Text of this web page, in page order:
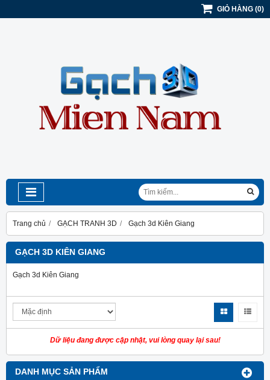
GIỎ HÀNG (0)
Trang chủ GẠCH TRANH 3D Gạch 3d Kiên Giang
DANH MỤC SẢN PHẨM
GẠCH 3D KIÊN GIANG
Gạch 3d Kiên Giang
Dữ liệu đang được cập nhật, vui lòng quay lại sau!